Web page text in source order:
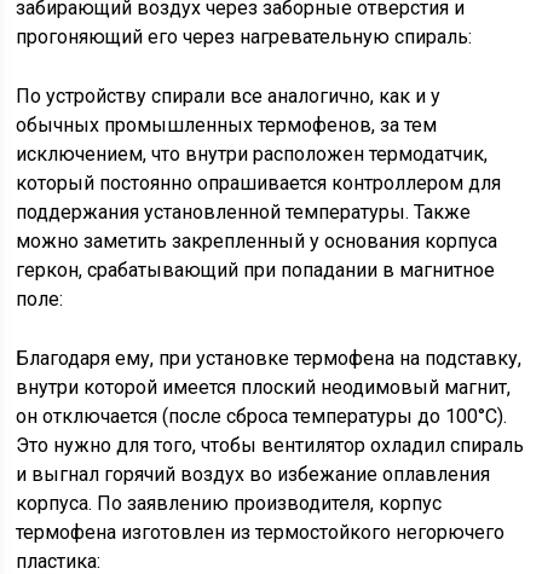
забирающий воздух через заборные отверстия и
прогоняющий его через нагревательную спираль:
По устройству спирали все аналогично, как и у
обычных промышленных термофенов, за тем
исключением, что внутри расположен термодатчик,
который постоянно опрашивается контроллером для
поддержания установленной температуры. Также
можно заметить закрепленный у основания корпуса
геркон, срабатывающий при попадании в магнитное
поле:
Благодаря ему, при установке термофена на подставку,
внутри которой имеется плоский неодимовый магнит,
он отключается (после сброса температуры до 100°С).
Это нужно для того, чтобы вентилятор охладил спираль
и выгнал горячий воздух во избежание оплавления
корпуса. По заявлению производителя, корпус
термофена изготовлен из термостойкого негорючего
пластика: